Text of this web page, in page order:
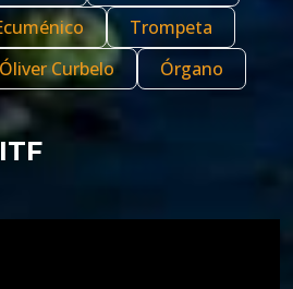
Trompeta
Óliver Curbelo Órgano